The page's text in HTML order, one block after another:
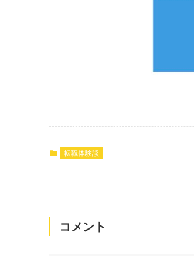
転職体験談
コメント